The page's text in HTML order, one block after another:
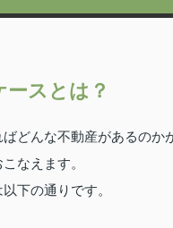
スとは？
どんな不動産があるのか
なえます。
下の通りです。